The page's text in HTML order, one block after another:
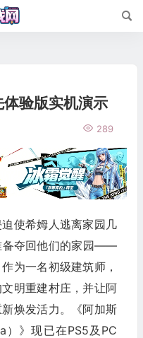
体验版实机演示
289
使希姆人逃离家园几
备夺回他们的家园——
为一名初级建筑师，
明重建村庄，并让阿
焕发活力。《阿加斯
）》现已在PS5及PC